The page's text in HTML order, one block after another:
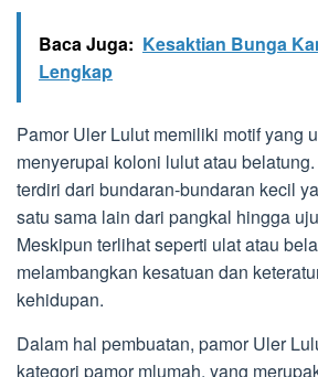
Baca Juga: Kesaktian Bunga
Lengkap
Pamor Uler Lulut memiliki motif yang
menyerupai koloni lulut atau
terdiri dari bundaran-bundaran kecil
satu sama lain dari pangkal hingga
Meskipun terlihat seperti ulat atau
melambangkan kesatuan dan
kehidupan.
Dalam hal pembuatan, pamor Uler
kategori pamor mlumah, yang